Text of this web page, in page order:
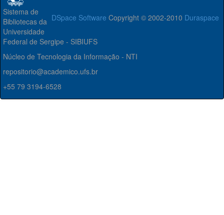
DSpace Software Copyright © 2002-2010 Duraspace
Sistema de
Bibliotecas da
Universidade
Federal de Sergipe - SIBIUFS
Núcleo de Tecnologia da Informação - NTI
repositorio@academico.ufs.br
+55 79 3194-6528